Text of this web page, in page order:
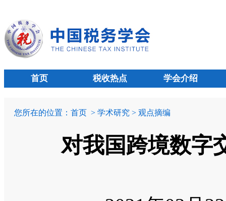
首页 税收热点 学会介绍
您所在的位置： 首页 > 学术研究 > 观点摘编
对我国跨境数字